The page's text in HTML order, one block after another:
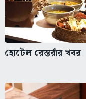
হোটেল রেস্তরাঁর খবর